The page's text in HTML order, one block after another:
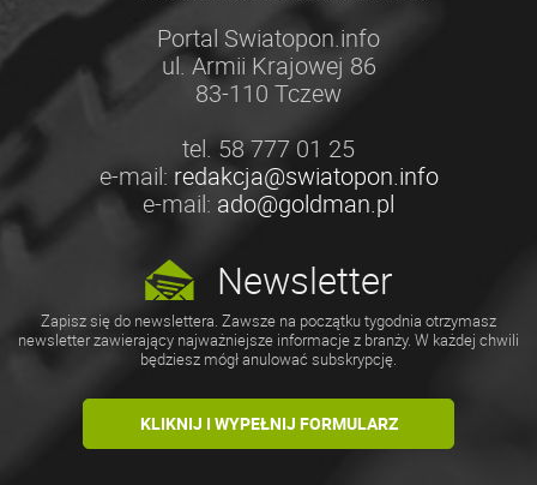
Portal Swiatopon.info
ul. Armii Krajowej 86
83-110 Tczew
tel. 58 777 01 25
e-mail: redakcja@swiatopon.info
e-mail: ado@goldman.pl
Newsletter
Zapisz się do newslettera. Zawsze na początku tygodnia otrzymasz
newsletter zawierający najważniejsze informacje z branży. W każdej chwili
będziesz mógł anulować subskrypcję.
KLIKNIJ I WYPEŁNIJ FORMULARZ